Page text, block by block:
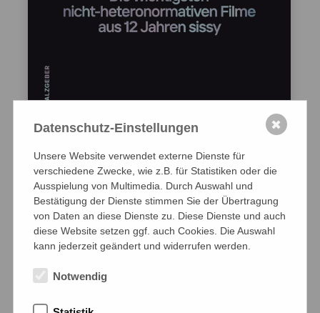
QUEER CINEMA NOW
herausgegeben von Björn Koll, Jan Künemund,
Christian Weber
Hardcover, 240×320 mm, 352 Seiten,
200 Abbildungen in Farbe
Veröffentlichung: März 2022
Zum Buch im Salzgeber.Shop
Datenschutz-Einstellungen
Unsere Website verwendet externe Dienste für
verschiedene Zwecke, wie z.B. für Statistiken oder die
Ausspielung von Multimedia. Durch Auswahl und
Bestätigung der Dienste stimmen Sie der Übertragung
von Daten an diese Dienste zu. Diese Dienste und auch
diese Website setzen ggf. auch Cookies. Die Auswahl
kann jederzeit geändert und widerrufen werden.
Notwendig
✖